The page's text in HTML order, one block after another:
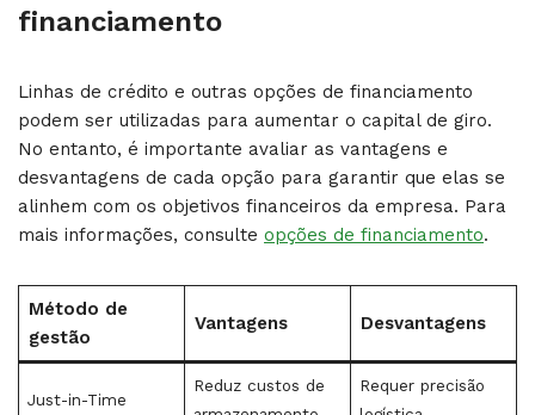
financiamento
Linhas de crédito e outras opções de financiamento
podem ser utilizadas para aumentar o capital de giro.
No entanto, é importante avaliar as vantagens e
desvantagens de cada opção para garantir que elas se
alinhem com os objetivos financeiros da empresa. Para
mais informações, consulte opções de financiamento.
Método de
gestão
Vantagens Desvantagens
Just-in-Time
Reduz custos de
Requer precisão